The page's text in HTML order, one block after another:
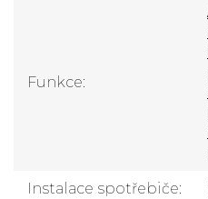
Funkce:
Instalace spotřebiče: